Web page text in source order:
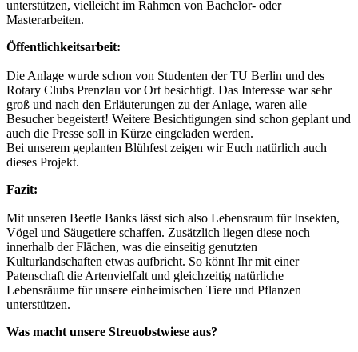
unterstützen, vielleicht im Rahmen von Bachelor- oder
Masterarbeiten.
Öffentlichkeitsarbeit:
Die Anlage wurde schon von Studenten der TU Berlin und des
Rotary Clubs Prenzlau vor Ort besichtigt. Das Interesse war sehr
groß und nach den Erläuterungen zu der Anlage, waren alle
Besucher begeistert! Weitere Besichtigungen sind schon geplant und
auch die Presse soll in Kürze eingeladen werden.
Bei unserem geplanten Blühfest zeigen wir Euch natürlich auch
dieses Projekt.
Fazit:
Mit unseren Beetle Banks lässt sich also Lebensraum für Insekten,
Vögel und Säugetiere schaffen. Zusätzlich liegen diese noch
innerhalb der Flächen, was die einseitig genutzten
Kulturlandschaften etwas aufbricht. So könnt Ihr mit einer
Patenschaft die Artenvielfalt und gleichzeitig natürliche
Lebensräume für unsere einheimischen Tiere und Pflanzen
unterstützen.
Was macht unsere Streuobstwiese aus?